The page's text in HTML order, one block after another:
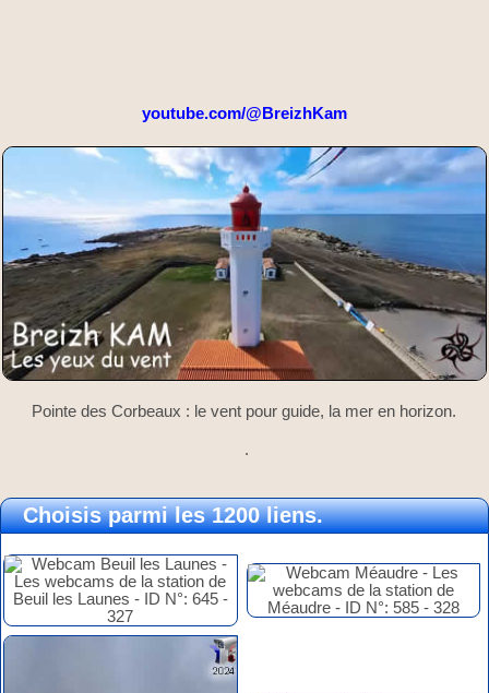
youtube.com/@BreizhKam
Pointe des Corbeaux : le vent pour guide, la mer en horizon.
.
Choisis parmi les 1200 liens.